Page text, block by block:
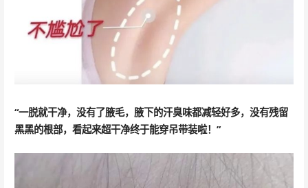
“一脱就干净，没有了腋毛，腋下的汗臭味都减轻好多，没有残留
黑黑的根部，看起来超干净终于能穿吊带装啦！”